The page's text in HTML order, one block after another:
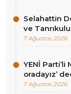
Selahattin
ve Tanrıkulu
7 Ağustos 2026
YENİ
oradayız’
7 Ağustos 2026